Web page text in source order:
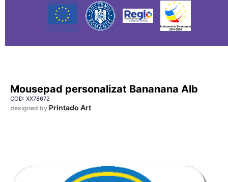
Mousepad personalizat Bananana Alb
COD: XX78672
designed by Printado Art